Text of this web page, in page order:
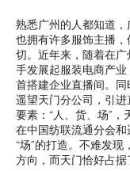
熟悉广州的人都知道
也拥有许多服饰主播
切。近年来，随着在
手发展起服装电商产
首搭建企业直播间。
遥望天门分公司，引
要素：“人、货、场”
在中国纺联流通分会
“场”的打造。不难发
方向，而天门恰好占据